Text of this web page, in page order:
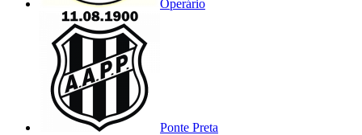
Operário
Ponte Preta